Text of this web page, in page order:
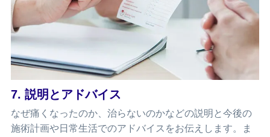
7. 説明とアドバイス
なぜ痛くなったのか、治らないのかなどの説明と今後の
施術計画や日常生活でのアドバイスをお伝えします。ま